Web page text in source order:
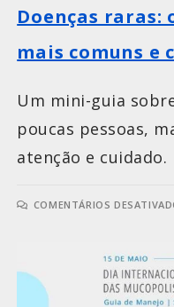
Doenças raras:
mais comuns e
Um mini-guia
poucas pessoas,
atenção e cuidado.
COMENTÁRIOS